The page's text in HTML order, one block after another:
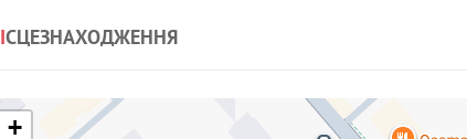
ІСЦЕЗНАХОДЖЕННЯ
+